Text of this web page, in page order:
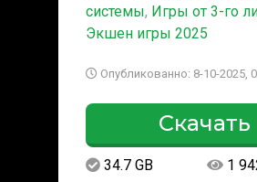
системы, Игры от 3-го
Экшен игры 2025
Опубликованно: 8-10-2025,
Скачать
34.7 GB 1